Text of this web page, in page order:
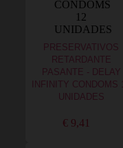
PRESERVATIVOS
RETARDANTE
PASANTE - DELAY
INFINITY CONDOMS
UNIDADES
€ 9,41